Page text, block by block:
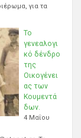
για τα
Το
γενεαλογι
κό δένδρο
της
Οικογένει
ας των
Κουμεντά
δων.
4 Μαΐου